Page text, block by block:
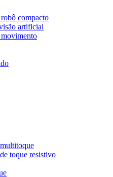
compacto
artificial
toque resistivo